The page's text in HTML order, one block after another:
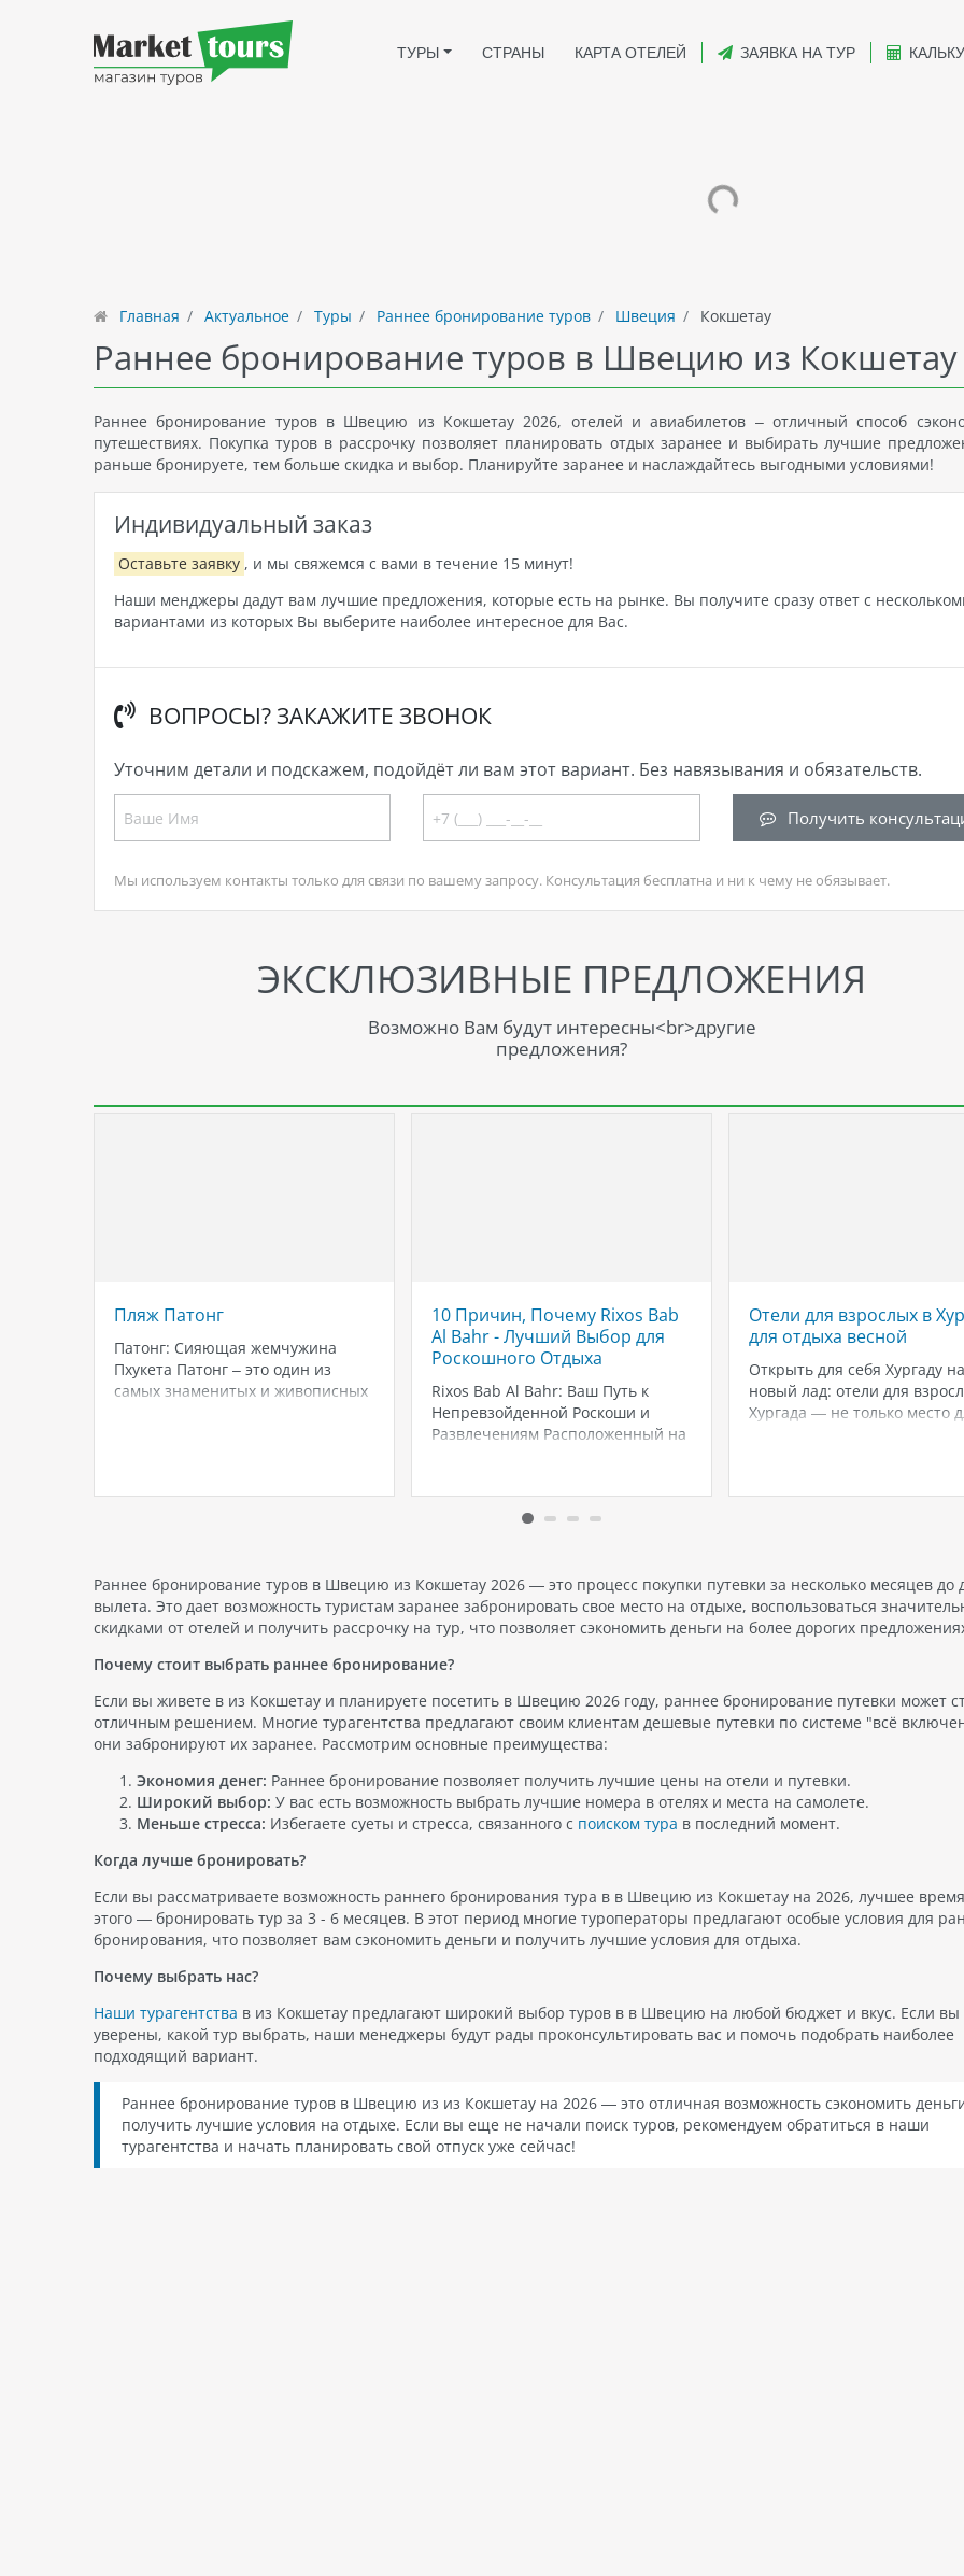
ТУРЫ СТРАНЫ КАРТА ОТЕЛЕЙ ЗАЯВКА НА ТУР
Главная Актуальное Туры Раннее бронирование туров Швеция Кокшетау
Раннее бронирование туров в Швецию из Кокшетау
Раннее бронирование туров в Швецию из Кокшетау 2026, отелей и авиабилетов – отличный способ
путешествиях. Покупка туров в рассрочку позволяет планировать отдых заранее и выбирать лучшие
раньше бронируете, тем больше скидка и выбор. Планируйте заранее и наслаждайтесь выгодными условиями!
Индивидуальный заказ
Оставьте заявку , и мы свяжемся с вами в течение 15 минут!
Наши менджеры дадут вам лучшие предложения, которые есть на рынке. Вы получите сразу ответ с
вариантами из которых Вы выберите наиболее интересное для Вас.
ВОПРОСЫ? ЗАКАЖИТЕ ЗВОНОК
Уточним детали и подскажем, подойдёт ли вам этот вариант. Без навязывания и обязательств.
Получить
Мы используем контакты только для связи по вашему запросу. Консультация бесплатна и ни к чему не обязывает.
ЭКСКЛЮЗИВНЫЕ ПРЕДЛОЖЕНИЯ
Возможно Вам будут интересны<br>другие
предложения?
Пляж Патонг
Патонг: Сияющая жемчужина
Пхукета Патонг – это один из
самых знаменитых и живописных
отдыхающих, от бескрайних
10 Причин, Почему Rixos Bab
Al Bahr - Лучший Выбор для
Роскошного Отдыха
Rixos Bab Al Bahr: Ваш Путь к
Непревзойденной Роскоши и
Развлечениям Расположенный на
Марджан, Rixos Bab Al Bahr
предлагает непревзойденное
идеально подходит для семейного
отдыха, романтических каникул…
Отели для взрослых в
для отдыха весной
Открыть для себя Хургаду на
новый лад: отели для
Хургада — не только место
молодежный отдых. В
Раннее бронирование туров в Швецию из Кокшетау 2026 — это процесс покупки путевки за несколько месяцев до
вылета. Это дает возможность туристам заранее забронировать свое место на отдыхе, воспользоваться
скидками от отелей и получить рассрочку на тур, что позволяет сэкономить деньги на более дорогих
Почему стоит выбрать раннее бронирование?
Если вы живете в из Кокшетау и планируете посетить в Швецию 2026 году, раннее бронирование путевки может
отличным решением. Многие турагентства предлагают своим клиентам дешевые путевки по системе "всё
они забронируют их заранее. Рассмотрим основные преимущества:
Экономия денег: Раннее бронирование позволяет получить лучшие цены на отели и путевки.
Широкий выбор: У вас есть возможность выбрать лучшие номера в отелях и места на самолете.
Меньше стресса: Избегаете суеты и стресса, связанного с поиском тура в последний момент.
Когда лучше бронировать?
Если вы рассматриваете возможность раннего бронирования тура в в Швецию из Кокшетау на 2026, лучшее
этого — бронировать тур за 3 - 6 месяцев. В этот период многие туроператоры предлагают особые условия для
бронирования, что позволяет вам сэкономить деньги и получить лучшие условия для отдыха.
Почему выбрать нас?
Наши турагентства в из Кокшетау предлагают широкий выбор туров в в Швецию на любой бюджет и вкус. Если вы
уверены, какой тур выбрать, наши менеджеры будут рады проконсультировать вас и помочь подобрать наиболее
подходящий вариант.
Раннее бронирование туров в Швецию из из Кокшетау на 2026 — это отличная возможность сэкономить
получить лучшие условия на отдыхе. Если вы еще не начали поиск туров, рекомендуем обратиться в наши
турагентства и начать планировать свой отпуск уже сейчас!